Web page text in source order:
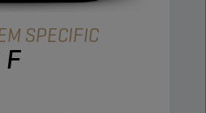
SPECIFIC